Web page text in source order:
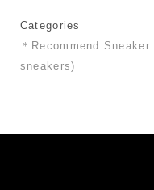
Categories
＊Recommend Sneaker
sneakers)